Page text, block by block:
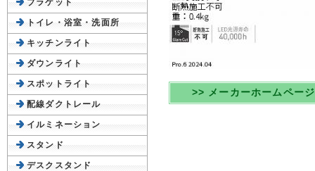
>> メーカーホームペー
ブラケット
トイレ・浴室・洗面所
キッチンライト
ダウンライト
スポットライト
配線ダクトレール
イルミネーション
スタンド
デスクスタンド